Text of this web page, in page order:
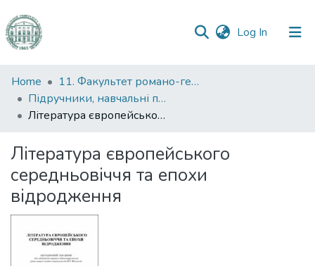
Log In (current)
Communities
&
Collections
Statistics
Home
11. Факультет романо-германської філології
Підручники, навчальні посібники та інші науково- та навчально-методичні праці РГФ
Література європейського середньовіччя та епохи відродження
Література європейського
середньовіччя та епохи
відродження